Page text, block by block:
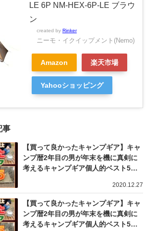
LE 6P NM-HEX-6P-LE ブラウ
ン
created by Rinker
ニーモ・イクイップメント(Nemo)
Amazon 楽天市場
Yahooショッピング
事
【買って良かったキャンプギア】キャ
ンプ暦2年目の男が年末を機に真剣に
考えるキャンプギア個人的ベスト5…
2020.12.27
【買って良かったキャンプギア】キャ
ンプ暦2年目の男が年末を機に真剣に
考えるキャンプギア個人的ベスト5…